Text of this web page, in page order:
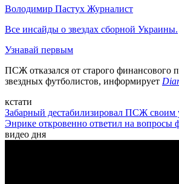
Володимир Пастух Журналист
Все инсайды о звездах сборной Украины.
Узнавай первым
ПСЖ отказался от старого финансового
звездных футболистов, информирует
кстати
Забарный дестабилизировал ПСЖ своим
Энрике откровенно ответил на
видео дня